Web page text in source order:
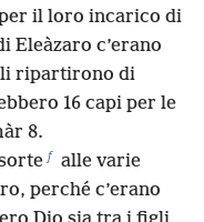
il loro incarico di
Eleàzaro c’erano
li ripartirono di
16 capi per le
8.
f alle varie
perché c’erano